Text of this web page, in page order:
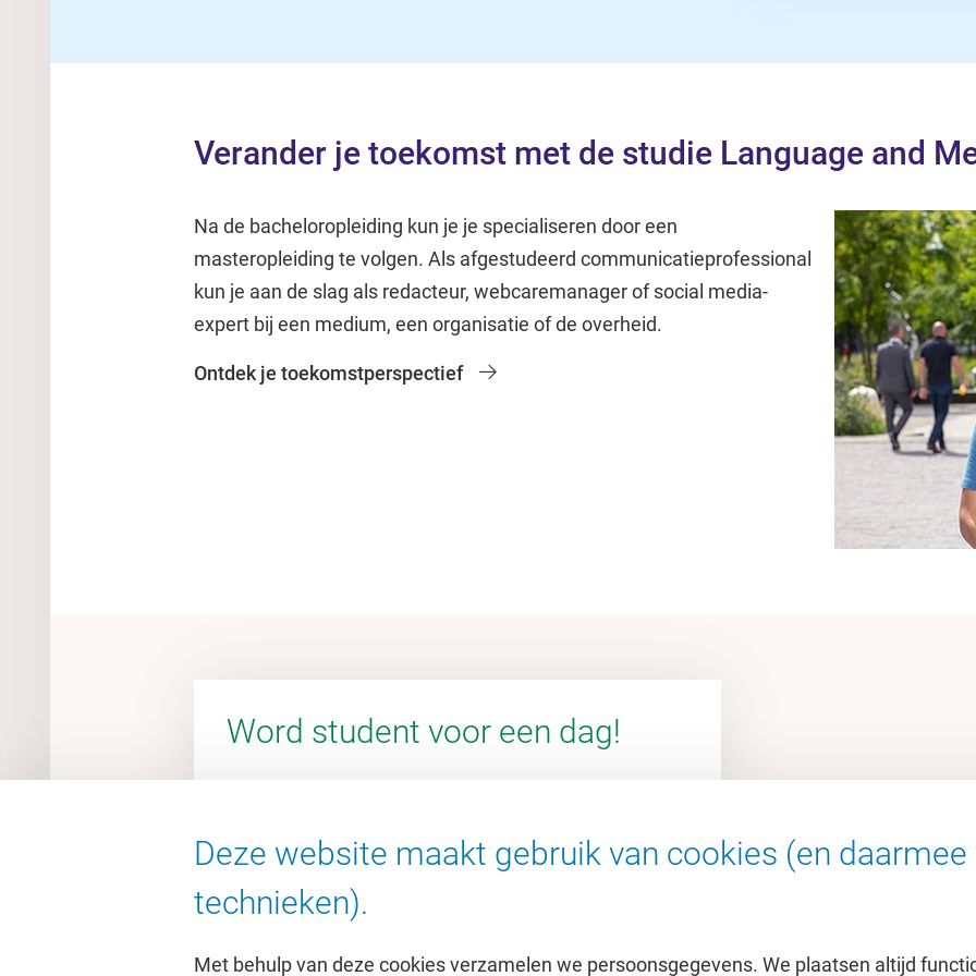
Verander je toekomst met de studie Language and
Na de bacheloropleiding kun je je specialiseren door een
masteropleiding te volgen. Als afgestudeerd communicatieprofessional
kun je aan de slag als redacteur, webcaremanager of social media-
expert bij een medium, een organisatie of de overheid.
Ontdek je toekomstperspectief
Word student voor een dag!
Meer informatie
Deze website maakt gebruik van cookies (en
technieken).
Met behulp van deze cookies verzamelen we persoonsgegevens. We plaatsen altijd